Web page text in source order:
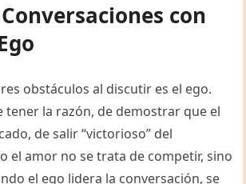
con
obstáculos al discutir es el ego.
tener la razón, de demostrar que el
de salir “victorioso” del
el amor no se trata de competir, sino
el ego lidera la conversación, se